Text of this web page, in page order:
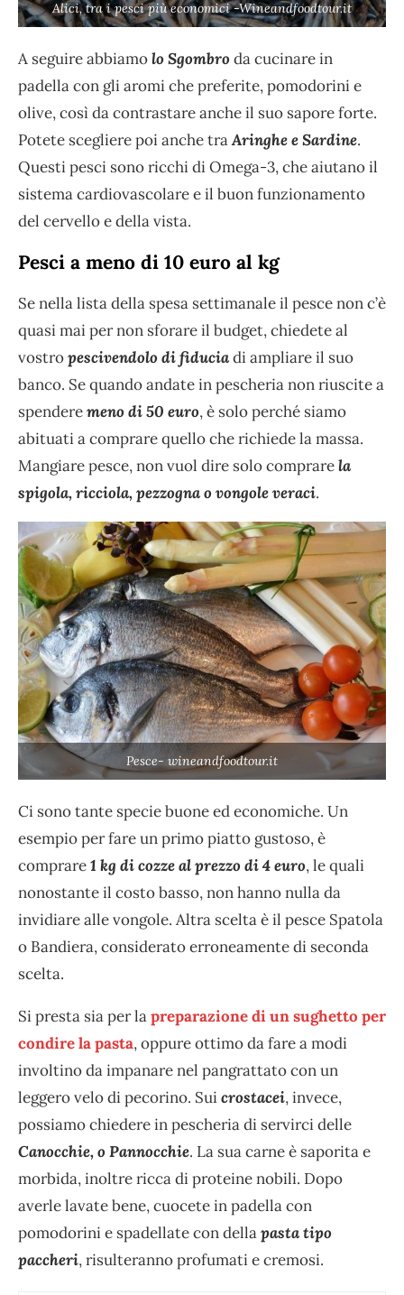
Alici, tra i pesci più economici -Wineandfoodtour.it
A seguire abbiamolo Sgombroda cucinare in
padella con gli aromi che preferite, pomodorini e
olive, così da contrastare anche il suo sapore forte.
Potete scegliere poi anche traAringhe e Sardine.
Questi pesci sono ricchi di Omega-3, che aiutano il
sistema cardiovascolare e il buon funzionamento
del cervello e della vista.
Pesci a meno di 10 euro al kg
Se nella lista della spesa settimanale il pesce non c’è
quasi mai per non sforare il budget, chiedete al
vostropescivendolo di fiduciadi ampliare il suo
banco. Se quando andate in pescheria non riuscite a
spenderemeno di 50 euro, è solo perché siamo
abituati a comprare quello che richiede la massa.
Mangiare pesce, non vuol dire solo comprarela
spigola, ricciola, pezzogna o vongole veraci.
Pesce- wineandfoodtour.it
Ci sono tante specie buone ed economiche. Un
esempio per fare un primo piatto gustoso, è
comprare1 kg di cozze al prezzo di 4 euro, le quali
nonostante il costo basso, non hanno nulla da
invidiare alle vongole. Altra scelta è il pesce Spatola
o Bandiera, considerato erroneamente di seconda
scelta.
Si presta sia per lapreparazione di un sughetto per
condire la pasta, oppure ottimo da fare a modi
involtino da impanare nel pangrattato con un
leggero velo di pecorino. Suicrostacei, invece,
possiamo chiedere in pescheria di servirci delle
Canocchie, o Pannocchie. La sua carne è saporita e
morbida, inoltre ricca di proteine nobili. Dopo
averle lavate bene, cuocete in padella con
pomodorini e spadellate con dellapasta tipo
paccheri, risulteranno profumati e cremosi.